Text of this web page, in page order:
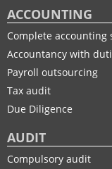
ACCOUNTING
Complete accounting
Accountancy with
Payroll outsourcing
Tax audit
Due Diligence
AUDIT
Compulsory audit